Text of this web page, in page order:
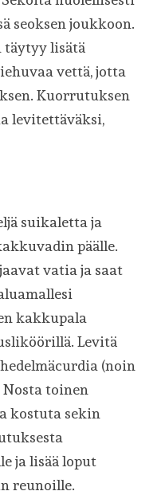
seoksen joukkoon.
täytyy lisätä
vettä, jotta
Kuorrutuksen
levitettäväksi,
suikaletta ja
päälle.
vatia ja saat
kakkupala
Levitä
(noin
Nosta toinen
kostuta sekin
ja lisää loput
reunoille.